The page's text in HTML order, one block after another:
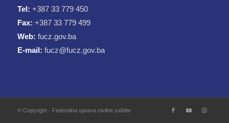
Tel: +387 33 779 450
Fax: +387 33 779 499
Web: fucz.gov.ba
E-mail: fucz@fucz.gov.ba
© Copyright - Federalna uprava civilne zaštite